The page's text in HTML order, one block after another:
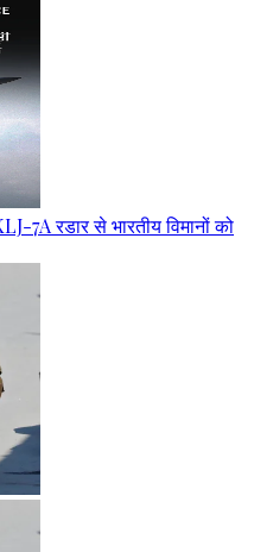
7A रडार से भारतीय विमानों को